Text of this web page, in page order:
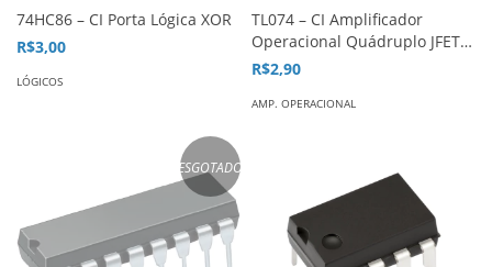
74HC86 – CI Porta Lógica XOR
R$3,00
LÓGICOS
TL074 – CI Amplificador
Operacional Quádruplo JFET
Input
R$2,90
AMP. OPERACIONAL
ESGOTADO